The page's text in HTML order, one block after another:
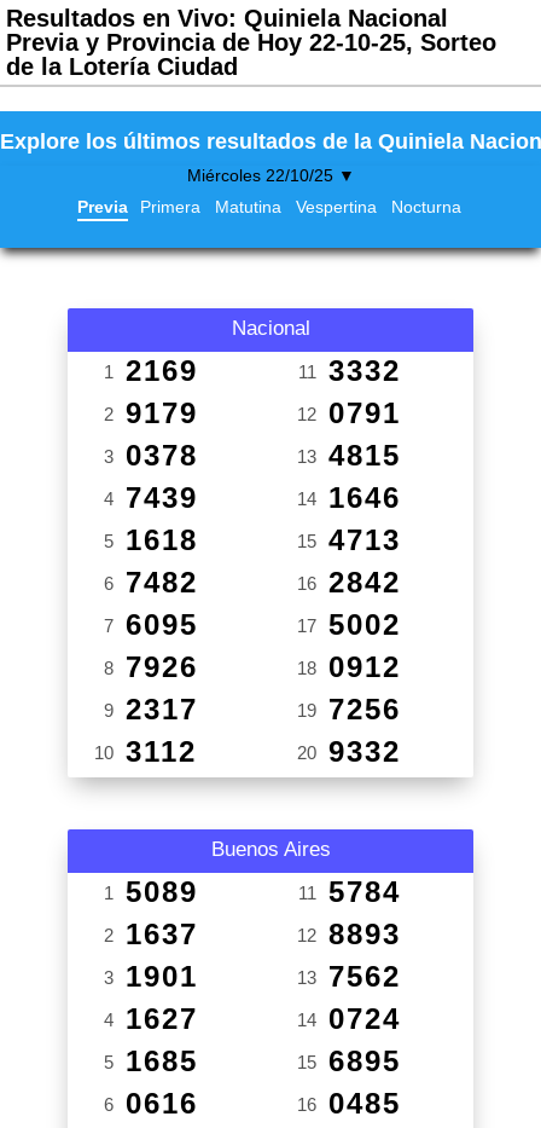
Resultados en Vivo: Quiniela Nacional
Previa y Provincia de Hoy 22-10-25, Sorteo
de la Lotería Ciudad
Explore los últimos resultados de la Quiniela
Miércoles 22/10/25 ▼
Previa
Primera Matutina Vespertina Nocturna
Nacional
1 2169
2 9179
3 0378
4 7439
5 1618
6 7482
7 6095
8 7926
9 2317
10 3112
11 3332
12 0791
13 4815
14 1646
15 4713
16 2842
17 5002
18 0912
19 7256
20 9332
Buenos Aires
1 5089
2 1637
3 1901
4 1627
5 1685
6 0616
11 5784
12 8893
13 7562
14 0724
15 6895
16 0485